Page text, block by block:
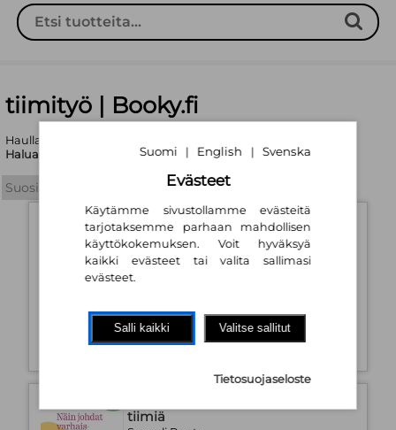
tiimityö | Booky.fi
Haullasi löytyi yhteensä 98 tuotetta
Haluatko tarkentaa hakukriteerejä?
Tuomas Sammelvuo –
Johtamisen kulmakivet
Jere Vasarainen
Tammi
2026
30,50 €
tiimiä
Suomi | English | Svenska
Evästeet
Käytämme sivustollamme evästeitä
tarjotaksemme parhaan mahdollisen
käyttökokemuksen. Voit hyväksyä
kaikki evästeet tai valita sallimasi
evästeet.
Salli kaikki Valitse sallitut
Tietosuojaseloste